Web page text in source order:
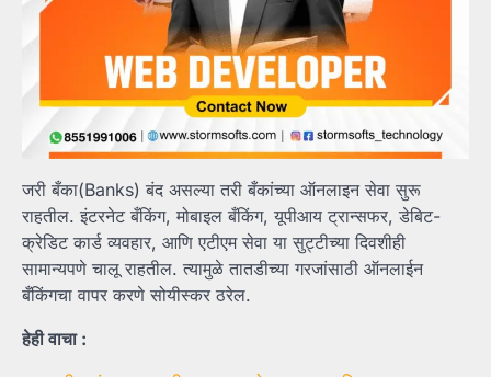
जरी बँका(Banks) बंद असल्या तरी बँकांच्या ऑनलाइन सेवा सुरू
राहतील. इंटरनेट बँकिंग, मोबाइल बँकिंग, यूपीआय ट्रान्सफर, डेबिट-
क्रेडिट कार्ड व्यवहार, आणि एटीएम सेवा या सुट्टीच्या दिवशीही
सामान्यपणे चालू राहतील. त्यामुळे तातडीच्या गरजांसाठी ऑनलाईन
बँकिंगचा वापर करणे सोयीस्कर ठरेल.
हेही वाचा :